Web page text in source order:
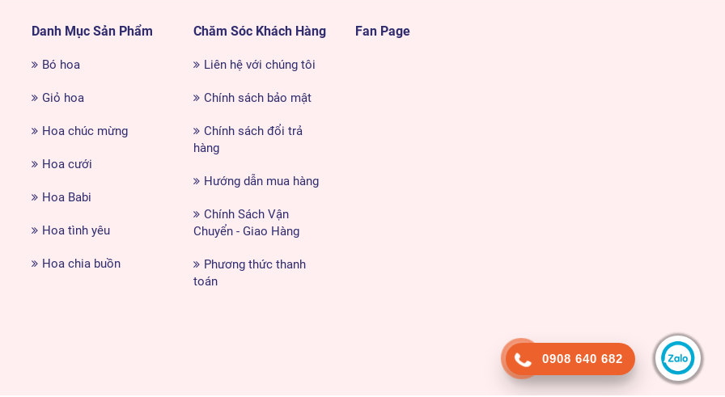
Danh Mục Sản Phẩm
Bó hoa
Giỏ hoa
Hoa chúc mừng
Hoa cưới
Hoa Babi
Hoa tình yêu
Hoa chia buồn
Chăm Sóc Khách Hàng
Liên hệ với chúng tôi
Chính sách bảo mật
Chính sách đổi trả
hàng
Hướng dẫn mua hàng
Chính Sách Vận
Chuyển - Giao Hàng
Phương thức thanh
toán
Fan Page
0908 640 682